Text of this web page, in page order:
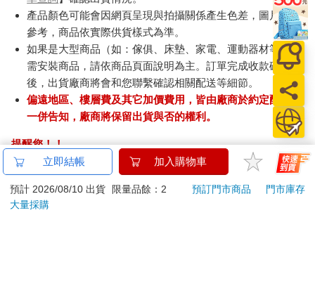
產品顏色可能會因網頁呈現與拍攝關係產生色差，圖片僅供
參考，商品依實際供貨樣式為準。
如果是大型商品（如：傢俱、床墊、家電、運動器材等）及
需安裝商品，請依商品頁面說明為主。訂單完成收款確認
後，出貨廠商將會和您聯繫確認相關配送等細節。
偏遠地區、樓層費及其它加價費用，皆由廠商於約定配送時
一併告知，廠商將保留出貨與否的權利。
提醒您！！
金石堂及銀行均不會請您操作ATM! 如接獲電話要求您前往
ATM提款機，請不要聽從指示，以免受騙上當！
退換貨須知：
立即結帳 加入購物車
預計 2026/08/10 出貨 限量品餘：2 預訂門市商品
門市庫存
大量採購